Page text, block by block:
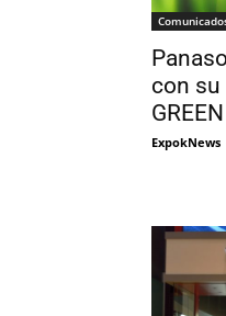
con su
ExpokNews